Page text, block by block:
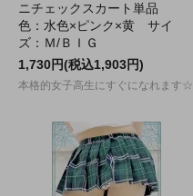
ニチェックスカート単品
色：水色×ピンク×黄 サイ
ズ：Ｍ/ＢＩＧ
1,730円(税込1,903円)
本格的女子高生にすぐになれます☆